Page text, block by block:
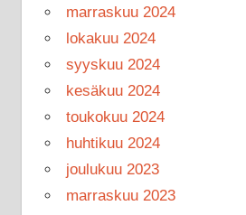
marraskuu 2024
lokakuu 2024
syyskuu 2024
kesäkuu 2024
toukokuu 2024
huhtikuu 2024
joulukuu 2023
marraskuu 2023